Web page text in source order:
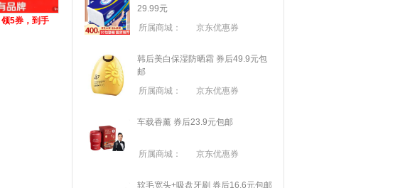
领5券，到手
29.99元
所属商城：
京东优惠券
韩后美白保湿防晒霜 券后49.9元包
邮
所属商城：
京东优惠券
车载香薰 券后23.9元包邮
所属商城： 京东优惠券
软毛宽头+吸盘牙刷 券后16.6元包邮